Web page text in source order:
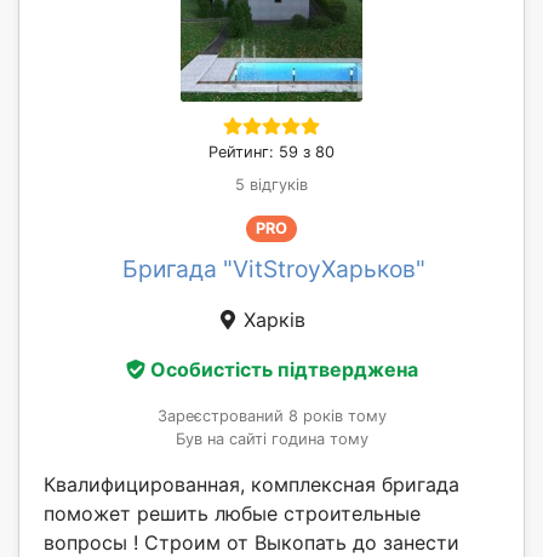
Рейтинг: 59 з 80
5 відгуків
PRO
Бригада "VitStroyХарьков"
Харків
Особистість підтверджена
Зареєстрований 8 років тому
Був на сайті година тому
Квалифицированная, комплексная бригада
поможет решить любые строительные
вопросы ! Строим от Выкопать до занести